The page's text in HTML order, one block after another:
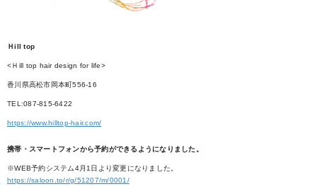
Ｈill top
<Ｈill top hair design for life>
香川県高松市岡本町556-16
TEL:087-815-6422
https://www.hilltop-hair.com/
携帯・スマートフォンから予約ができるようになりました。
※WEB予約システム4月1日より変更になりました。
https://saloon.to/r/g/51207/m/0001/